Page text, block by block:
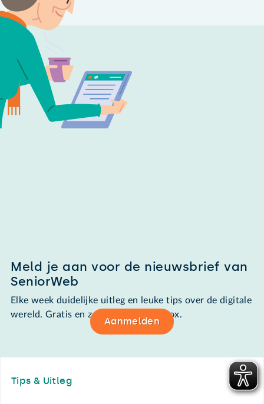
Meld je aan voor de nieuwsbrief van
SeniorWeb
Elke week duidelijke uitleg en leuke tips over de digitale
wereld. Gratis en zomaar in de mailbox.
Aanmelden
Tips & Uitleg